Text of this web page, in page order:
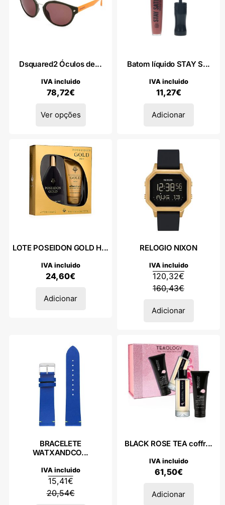
Dsquared2 Óculos de...
78,72€
IVA incluido
Ver opções
Batom líquido STAY S...
11,27€
IVA incluido
Adicionar
LOTE POSEIDON GOLD H...
24,60€
IVA incluido
Adicionar
RELOGIO NIXON
160,43€
120,32€
IVA incluido
Adicionar
BRACELETE
WATXANDCO...
20,54€
15,41€
IVA incluido
BLACK ROSE TEA coffr...
61,50€
IVA incluido
Adicionar